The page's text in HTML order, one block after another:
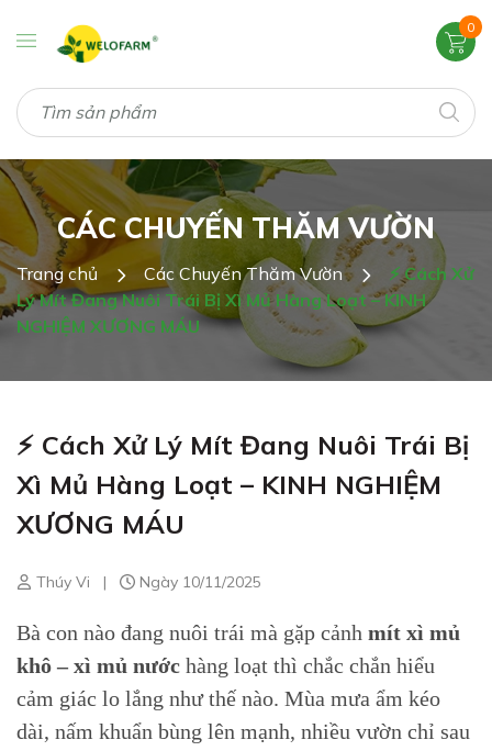
0
CÁC CHUYẾN THĂM VƯỜN
Trang chủ Các Chuyến Thăm Vườn
⚡ Cách Xử
Lý Mít Đang Nuôi Trái Bị Xì Mủ Hàng Loạt – KINH
NGHIỆM XƯƠNG MÁU
⚡ Cách Xử Lý Mít Đang Nuôi Trái Bị
Xì Mủ Hàng Loạt – KINH NGHIỆM
XƯƠNG MÁU
Thúy Vi | Ngày 10/11/2025
Bà con nào đang nuôi trái mà gặp cảnh mít xì mủ
khô – xì mủ nước hàng loạt thì chắc chắn hiểu
cảm giác lo lắng như thế nào. Mùa mưa ẩm kéo
dài, nấm khuẩn bùng lên mạnh, nhiều vườn chỉ sau